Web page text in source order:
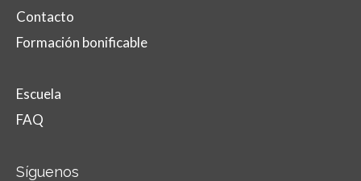
Contacto
Formación bonificable
Escuela
FAQ
Síguenos